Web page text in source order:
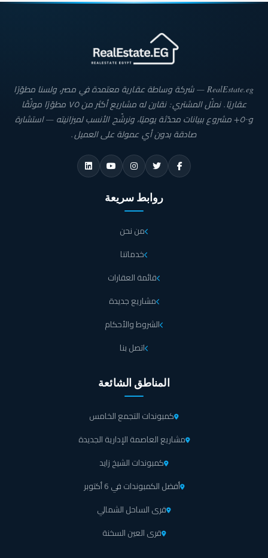
RealEstate.eg — شركة وساطة عقارية معتمدة في مصر، ولسنا مطوّرًا
عقاريًا. نمثّل المشتري: نقارن له مشاريع أكثر من ٧٥ مطوّرًا موثّقًا
و٥٠٠+ مشروع ببيانات محدّثة يوميًا، ونرشّح الأنسب لميزانيته — استشارة
صادقة بدون أي عمولة على العميل.
روابط سريعة
من نحن
خدماتنا
قائمة العقارات
مشاريع جديدة
الشروط والأحكام
اتصل بنا
المناطق الشائعة
كمبوندات التجمع الخامس
مشاريع العاصمة الإدارية الجديدة
كمبوندات الشيخ زايد
أفضل الكمبوندات في 6 أكتوبر
قرى الساحل الشمالي
قرى العين السخنة